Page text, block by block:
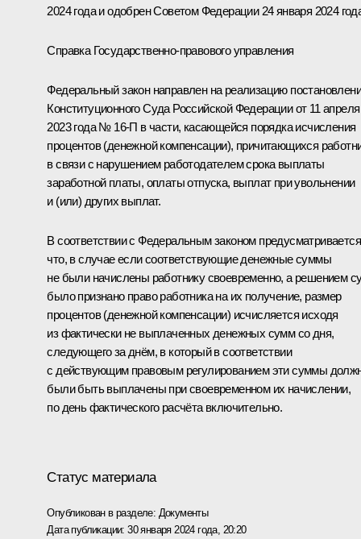
2024 года и одобрен Советом Федерации 24 января 2024
Справка Государственно-правового управления
Федеральный закон направлен на реализацию
Конституционного Суда Российской Федерации от 11 апреля
2023 года № 16-П в части, касающейся порядка исчисления
процентов (денежной компенсации), причитающихся
в связи с нарушением работодателем срока выплаты
заработной платы, оплаты отпуска, выплат при увольнении
и (или) других выплат.
В соответствии с Федеральным законом
что, в случае если соответствующие денежные суммы
не были начислены работнику своевременно, а решением
было признано право работника на их получение, размер
процентов (денежной компенсации) исчисляется исходя
из фактически не выплаченных денежных сумм со дня,
следующего за днём, в который в соответствии
с действующим правовым регулированием эти суммы
были быть выплачены при своевременном их начислении,
по день фактического расчёта включительно.
Статус материала
Опубликован в разделе: Документы
Дата публикации:30 января 2024 года, 20:20